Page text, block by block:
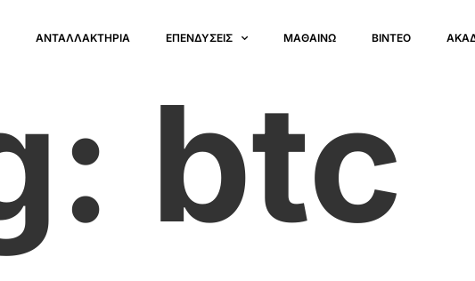
ΑΝΤΑΛΛΑΚΤΗΡΙΑ ΕΠΕΝΔΥΣΕΙΣ ΜΑΘΑΙΝΩ ΒΙΝΤΕΟ
btc